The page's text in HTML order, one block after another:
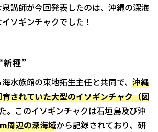
講師が今回発表したのは、沖縄の深海
ソギンチャクでした！
新種”
水族館の東地拓生主任と共同で、 沖縄
されていた大型のイソギンチャク（図
。このイソギンチャクは石垣島及び沖
周辺の深海域から記録されており、研